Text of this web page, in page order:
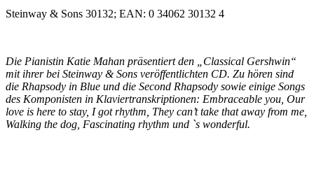
Steinway & Sons 30132; EAN: 0 34062 30132 4
Die Pianistin Katie Mahan präsentiert den „Classical Gershwin“
mit ihrer bei Steinway & Sons veröffentlichten CD. Zu hören sind
die Rhapsody in Blue und die Second Rhapsody sowie einige Songs
des Komponisten in Klaviertranskriptionen: Embraceable you, Our
love is here to stay, I got rhythm, They can’t take that away from me,
Walking the dog, Fascinating rhythm und `s wonderful.